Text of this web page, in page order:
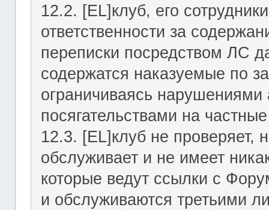
12.2. [EL]клуб, его
ответственности за
переписки посредством ЛС
содержатся наказуемые по
ограничиваясь
посягательствами на
12.3. [EL]клуб не проверяет,
обслуживает и не имеет
которые ведут ссылки с
и обслуживаются третьими